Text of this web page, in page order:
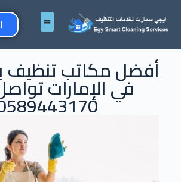
أفضل مكاتب تنظيف
في الإمارات